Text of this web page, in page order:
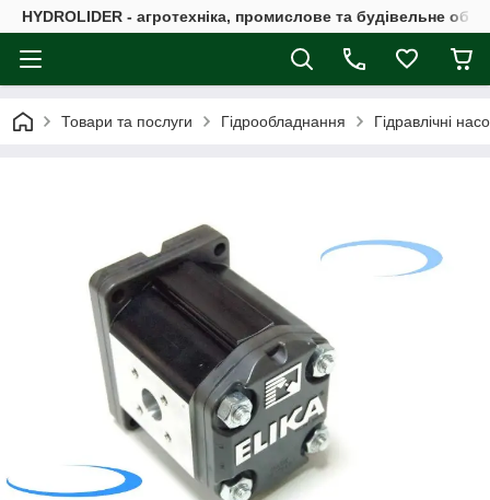
HYDROLIDER - агротехніка, промислове та будівельне
Товари та послуги Гідрообладнання Гідравлічні